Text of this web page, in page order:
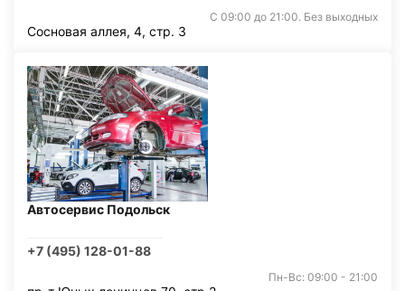
С 09:00 до 21:00. Без выходных
Сосновая аллея, 4, стр. 3
Автосервис Подольск
+7 (495) 128-01-88
Пн-Вс: 09:00 - 21:00